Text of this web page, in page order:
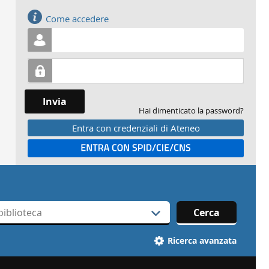
Come accedere
Invia
Hai dimenticato la password?
Entra con credenziali di Ateneo
Entra con SPID
Cerca
Ricerca avanzata